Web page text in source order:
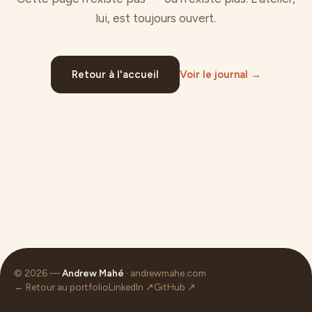
lui, est toujours ouvert.
Retour à l'accueil Voir le journal →
© 2026 —Andrew Mahé · andrewmahe.com
← Retour au portfolioLinkedIn ↗GitHub ↗